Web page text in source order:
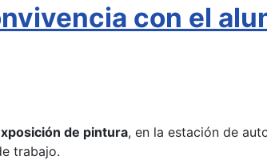
con el
de pintura, en la estación de
trabajo.